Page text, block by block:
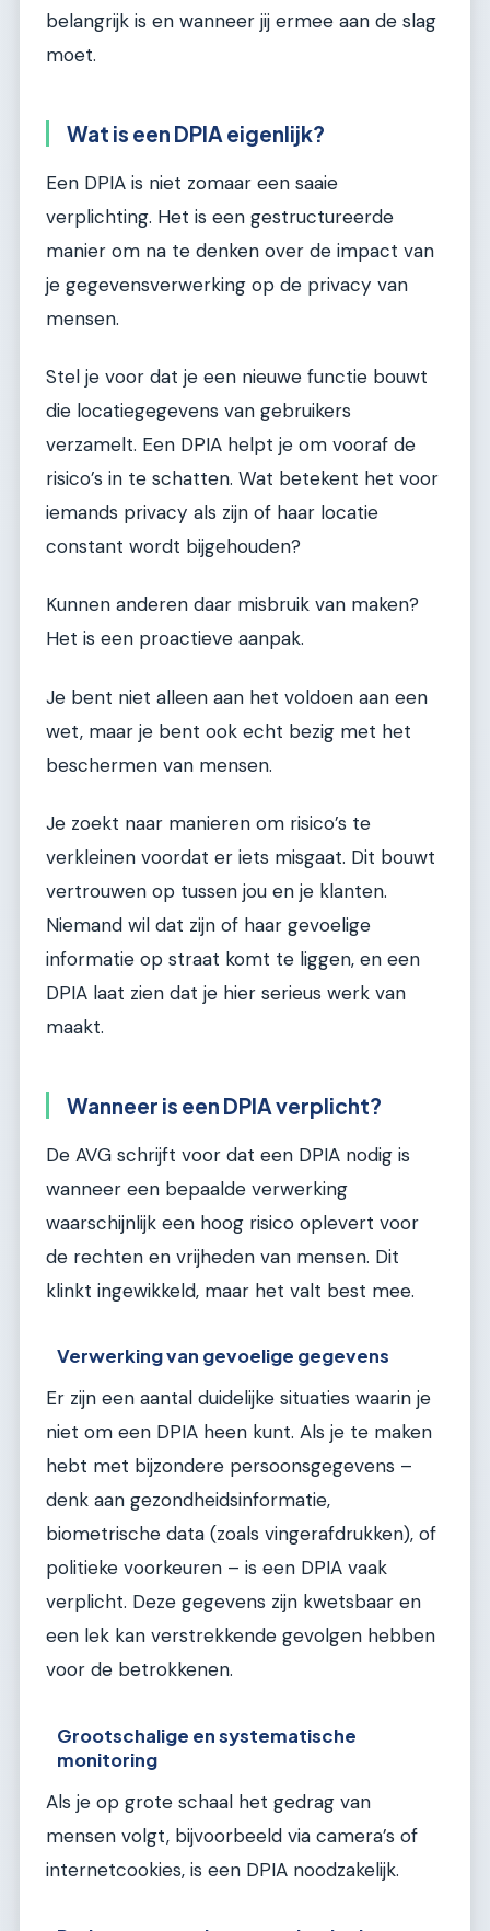
belangrijk is en wanneer jij ermee aan de slag
moet.
Wat is een DPIA eigenlijk?
Een DPIA is niet zomaar een saaie
verplichting. Het is een gestructureerde
manier om na te denken over de impact van
je gegevensverwerking op de privacy van
mensen.
Stel je voor dat je een nieuwe functie bouwt
die locatiegegevens van gebruikers
verzamelt. Een DPIA helpt je om vooraf de
risico’s in te schatten. Wat betekent het voor
iemands privacy als zijn of haar locatie
constant wordt bijgehouden?
Kunnen anderen daar misbruik van maken?
Het is een proactieve aanpak.
Je bent niet alleen aan het voldoen aan een
wet, maar je bent ook echt bezig met het
beschermen van mensen.
Je zoekt naar manieren om risico’s te
verkleinen voordat er iets misgaat. Dit bouwt
vertrouwen op tussen jou en je klanten.
Niemand wil dat zijn of haar gevoelige
informatie op straat komt te liggen, en een
DPIA laat zien dat je hier serieus werk van
maakt.
Wanneer is een DPIA verplicht?
De AVG schrijft voor dat een DPIA nodig is
wanneer een bepaalde verwerking
waarschijnlijk een hoog risico oplevert voor
de rechten en vrijheden van mensen. Dit
klinkt ingewikkeld, maar het valt best mee.
Verwerking van gevoelige gegevens
Er zijn een aantal duidelijke situaties waarin je
niet om een DPIA heen kunt. Als je te maken
hebt met bijzondere persoonsgegevens –
denk aan gezondheidsinformatie,
biometrische data (zoals vingerafdrukken), of
politieke voorkeuren – is een DPIA vaak
verplicht. Deze gegevens zijn kwetsbaar en
een lek kan verstrekkende gevolgen hebben
voor de betrokkenen.
Grootschalige en systematische
monitoring
Als je op grote schaal het gedrag van
mensen volgt, bijvoorbeeld via camera’s of
internetcookies, is een DPIA noodzakelijk.